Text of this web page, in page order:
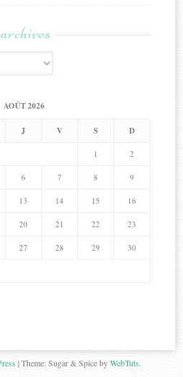
archives
AOÛT 2026
J V S D
1 2
6 7 8 9
13 14 15 16
20 21 22 23
27 28 29 30
|Theme: Sugar & Spice byWebTuts.